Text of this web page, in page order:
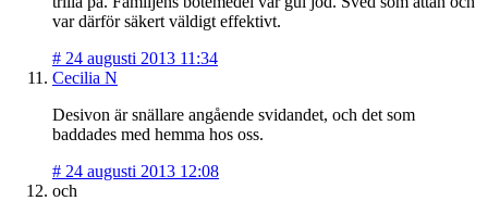
var därför säkert väldigt effektivt.
# 24 augusti 2013 11:34
Cecilia N
Desivon är snällare angående svidandet, och det som
baddades med hemma hos oss.
# 24 augusti 2013 12:08
och